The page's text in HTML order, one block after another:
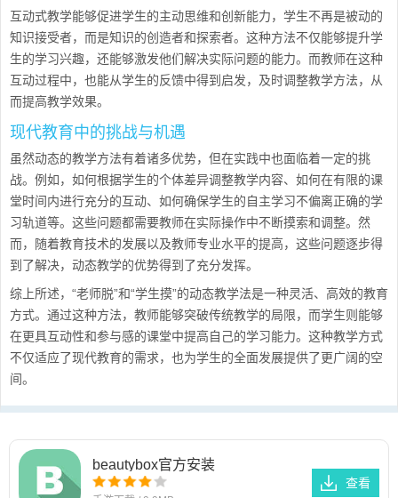
互动式教学能够促进学生的主动思维和创新能力，学生不再是被动的
知识接受者，而是知识的创造者和探索者。这种方法不仅能够提升学
生的学习兴趣，还能够激发他们解决实际问题的能力。而教师在这种
互动过程中，也能从学生的反馈中得到启发，及时调整教学方法，从
而提高教学效果。
现代教育中的挑战与机遇
虽然动态的教学方法有着诸多优势，但在实践中也面临着一定的挑
战。例如，如何根据学生的个体差异调整教学内容、如何在有限的课
堂时间内进行充分的互动、如何确保学生的自主学习不偏离正确的学
习轨道等。这些问题都需要教师在实际操作中不断摸索和调整。然
而，随着教育技术的发展以及教师专业水平的提高，这些问题逐步得
到了解决，动态教学的优势得到了充分发挥。
综上所述，“老师脱”和“学生摸”的动态教学法是一种灵活、高效的教育
方式。通过这种方法，教师能够突破传统教学的局限，而学生则能够
在更具互动性和参与感的课堂中提高自己的学习能力。这种教学方式
不仅适应了现代教育的需求，也为学生的全面发展提供了更广阔的空
间。
beautybox官方安装
查看